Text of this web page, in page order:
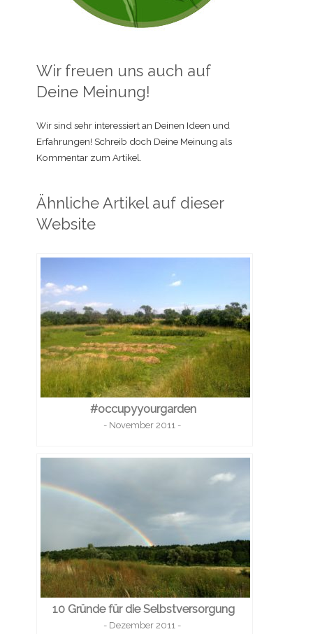
Wir freuen uns auch auf
Deine Meinung!
Wir sind sehr interessiert an Deinen Ideen und
Erfahrungen! Schreib doch Deine Meinung als
Kommentar zum Artikel.
Ähnliche Artikel auf dieser
Website
#occupyyourgarden
- November 2011 -
10 Gründe für die Selbstversorgung
- Dezember 2011 -